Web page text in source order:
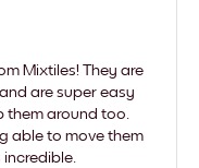
Mixtiles! They are
are super easy
them around too.
able to move them